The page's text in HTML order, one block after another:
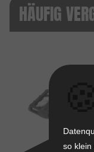
HÄUFIG
so klein